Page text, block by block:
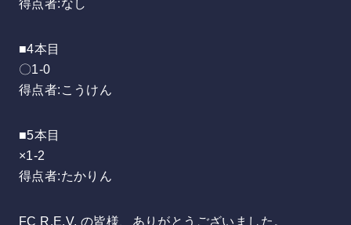
得点者:なし
■4本目
〇1-0
得点者:こうけん
■5本目
×1-2
得点者:たかりん
FC R.E.V. の皆様、ありがとうございました。